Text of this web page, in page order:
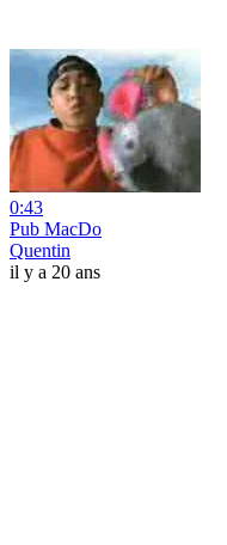
0:43
Pub MacDo
Quentin
il y a 20 ans